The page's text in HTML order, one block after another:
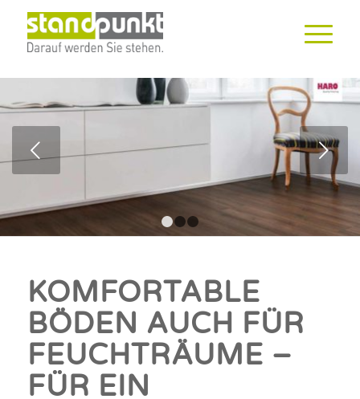
Weiter
123
KOMFORTABLE
BÖDEN AUCH FÜR
FEUCHTRÄUME –
FÜR EIN